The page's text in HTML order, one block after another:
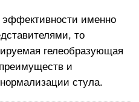
эффективности именно
то
гелеобразующая
и
стула.